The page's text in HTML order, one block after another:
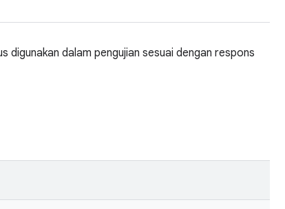
digunakan dalam pengujian sesuai dengan respons